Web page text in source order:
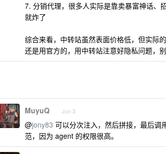
7. 分销代理，很多人实际是靠卖暴富神话、
就炸了
综合来看，中转站虽然表面价格低，但实际
还是用官方的，用中转站注意好隐私问题，
MuyuQ Jun 3
@jony83 可以分次注入，然后拼接，最后调
范，因为 agent 的权限很高。